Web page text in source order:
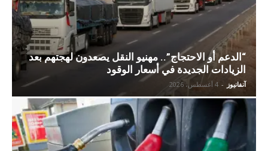
“الدعم أو الاحتجاج”.. مهنيو النقل يصعدون لهجتهم بعد
الزيادات الجديدة في أسعار الوقود
آنفانيوز - 4 أغسطس، 2026